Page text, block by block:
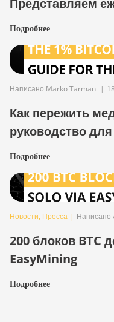
Подробнее
Написано Marko Tarman |
Как пережить
руководство
Подробнее
Новости, Пресса | Написано
200 блоков BTC
EasyMining
Подробнее